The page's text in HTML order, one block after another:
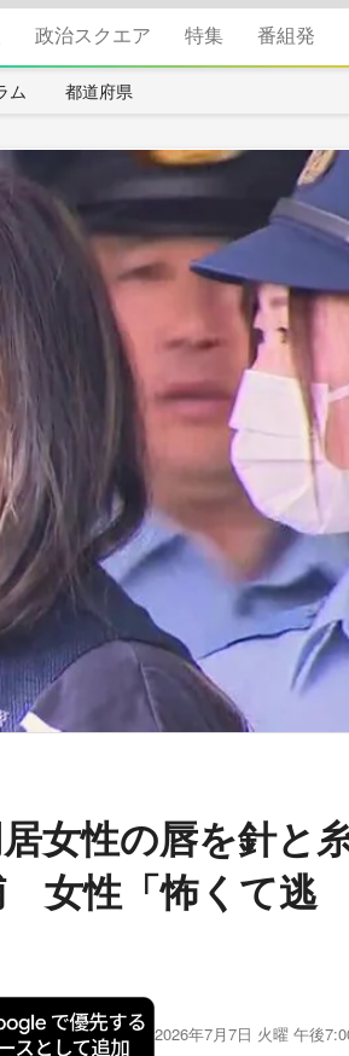
政治スクエア 特集 番組発
ム 都道府県
女性の唇を針と
女性「怖くて逃
2026年7月7日 火曜 午後